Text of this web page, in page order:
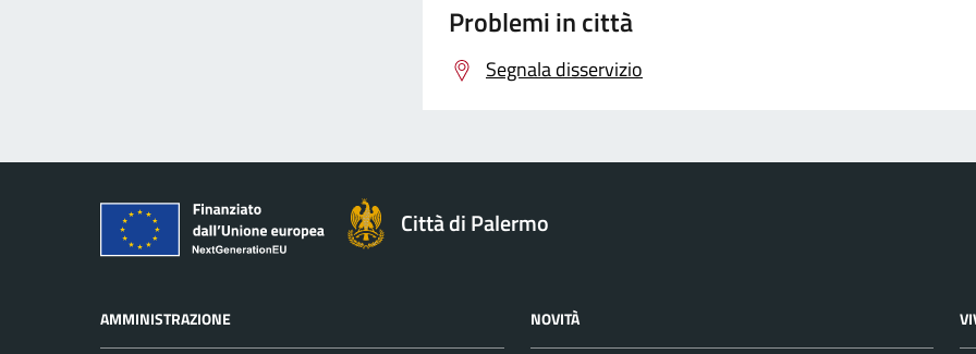
Problemi in città
Segnala disservizio
Città di Palermo
AMMINISTRAZIONE NOVITÀ